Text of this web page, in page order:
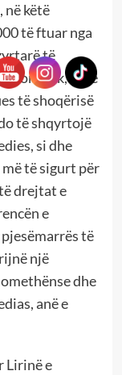
në këtë
të ftuar nga
të
ente
të shoqërisë
të shqyrtojë
si dhe
të sigurt për
drejtat e
e
të
një
dhe
anë e
Lirinë e